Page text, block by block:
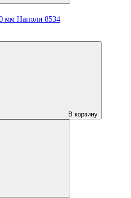
мм Наполи 8534
В корзину